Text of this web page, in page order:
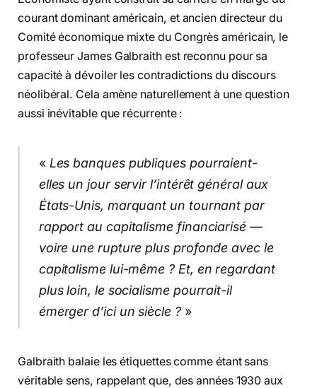
courant dominant américain, et ancien directeur du
Comité économique mixte du Congrès américain, le
professeur James Galbraith est reconnu pour sa
capacité à dévoiler les contradictions du discours
néolibéral. Cela amène naturellement à une question
aussi inévitable que récurrente :
« Les banques publiques pourraient-
elles un jour servir l’intérêt général aux
États-Unis, marquant un tournant par
rapport au capitalisme financiarisé —
voire une rupture plus profonde avec le
capitalisme lui-même ? Et, en regardant
plus loin, le socialisme pourrait-il
émerger d’ici un siècle ?»
Galbraith balaie les étiquettes comme étant sans
véritable sens, rappelant que, des années 1930 aux